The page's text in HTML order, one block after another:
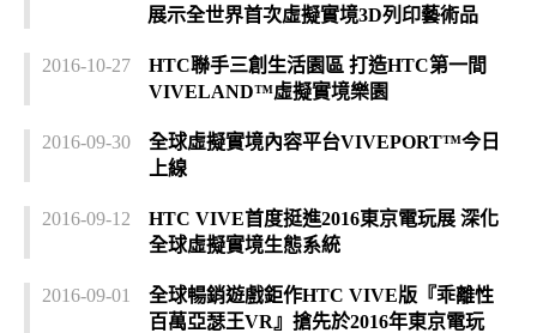
展示全世界首次虛擬實境3D列印藝術品
2016-10-27
HTC聯手三創生活園區 打造HTC第一間
VIVELAND™虛擬實境樂園
2016-09-30
全球虛擬實境內容平台VIVEPORT™今日
上線
2016-09-12
HTC VIVE首度挺進2016東京電玩展 深化
全球虛擬實境生態系統
2016-09-01
全球暢銷遊戲鉅作HTC VIVE版『乖離性
百萬亞瑟王VR』搶先於2016年東京電玩